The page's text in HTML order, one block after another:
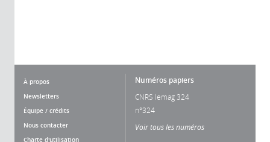
À propos
Newsletters
Équipe / crédits
Nous contacter
Charte d'utilisation
Numéros papiers
CNRS lemag 324
n°324
Voir tous les numéros